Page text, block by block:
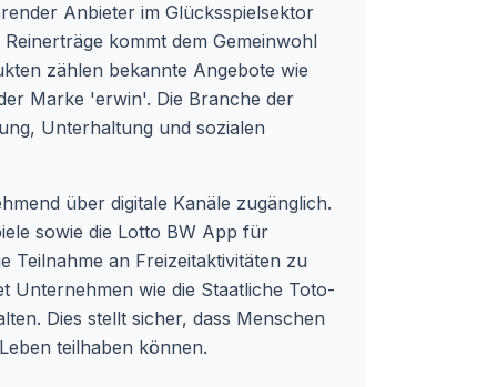
Anbieter im Glücksspielsektor
kommt dem Gemeinwohl
zählen bekannte Angebote wie
Marke 'erwin'. Die Branche der
Unterhaltung und sozialen
über digitale Kanäle zugänglich.
sowie die Lotto BW App für
Teilnahme an Freizeitaktivitäten zu
Unternehmen wie die Staatliche Toto-
Dies stellt sicher, dass Menschen
teilhaben können.